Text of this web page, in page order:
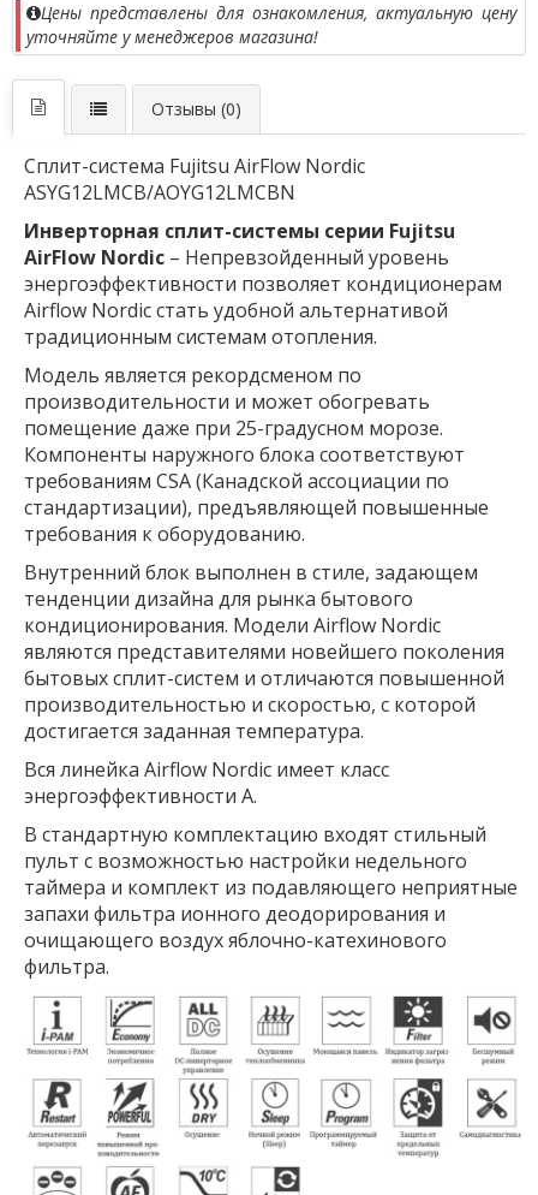
Цены представлены для ознакомления, актуальную цену
уточняйте у менеджеров магазина!
Отзывы (0)
Сплит-система Fujitsu AirFlow Nordic
ASYG12LMCB/AOYG12LMCBN
Инверторная сплит-системы серии Fujitsu
AirFlow Nordic – Непревзойденный уровень
энергоэффективности позволяет кондиционерам
Airflow Nordic стать удобной альтернативой
традиционным системам отопления.
Модель является рекордсменом по
производительности и может обогревать
помещение даже при 25-градусном морозе.
Компоненты наружного блока соответствуют
требованиям CSA (Канадской ассоциации по
стандартизации), предъявляющей повышенные
требования к оборудованию.
Внутренний блок выполнен в стиле, задающем
тенденции дизайна для рынка бытового
кондиционирования. Модели Airflow Nordic
являются представителями новейшего поколения
бытовых сплит-систем и отличаются повышенной
производительностью и скоростью, с которой
достигается заданная температура.
Вся линейка Airflow Nordic имеет класс
энергоэффективности А.
В стандартную комплектацию входят стильный
пульт с возможностью настройки недельного
таймера и комплект из подавляющего неприятные
запахи фильтра ионного деодорирования и
очищающего воздух яблочно-катехинового
фильтра.